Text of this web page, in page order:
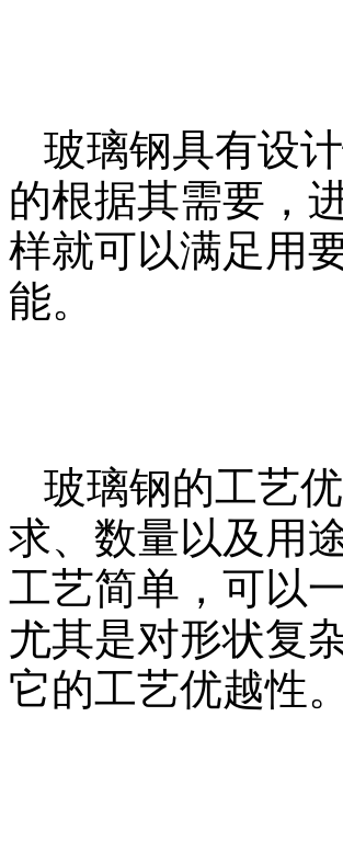
玻璃钢具有设
的根据其需要，
样就可以满足用
能。
玻璃钢的工艺
求、数量以及用
工艺简单，可以
尤其是对形状复
它的工艺优越性。